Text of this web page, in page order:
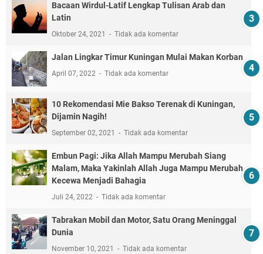
Bacaan Wirdul-Latif Lengkap Tulisan Arab dan
Latin
Oktober 24, 2021 Tidak ada komentar
Jalan Lingkar Timur Kuningan Mulai Makan Korban
April 07, 2022 Tidak ada komentar
10 Rekomendasi Mie Bakso Terenak di Kuningan,
Dijamin Nagih!
September 02, 2021 Tidak ada komentar
Embun Pagi: Jika Allah Mampu Merubah Siang
Malam, Maka Yakinlah Allah Juga Mampu Merubah
Kecewa Menjadi Bahagia
Juli 24, 2022 Tidak ada komentar
Tabrakan Mobil dan Motor, Satu Orang Meninggal
Dunia
November 10, 2021 Tidak ada komentar